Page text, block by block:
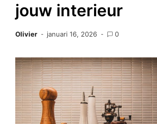
jouw interieur
Olivier januari 16, 2026 0